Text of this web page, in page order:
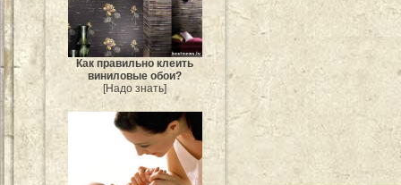
Как правильно клеить
виниловые обои?
[Надо знать]